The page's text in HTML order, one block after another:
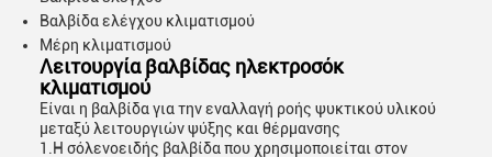
Βαλβίδα ελέγχου κλιματισμού
Μέρη κλιματισμού
Λειτουργία βαλβίδας ηλεκτροσόκ
κλιματισμού
Είναι η βαλβίδα για την εναλλαγή ροής ψυκτικού υλικού
μεταξύ λειτουργιών ψύξης και θέρμανσης
1.Η σόλενοειδής βαλβίδα που χρησιμοποιείται στον